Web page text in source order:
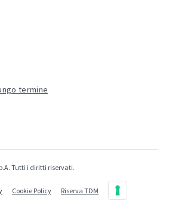
termine
Tutti i diritti riservati.
Cookie Policy Riserva TDM